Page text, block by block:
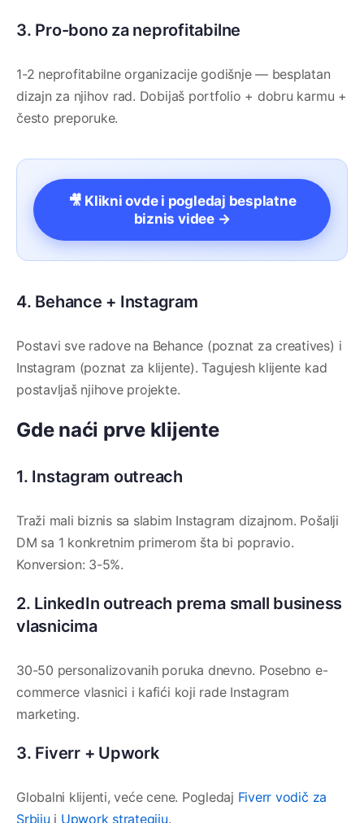
3. Pro-bono za neprofitabilne
1-2 neprofitabilne organizacije godišnje — besplatan
dizajn za njihov rad. Dobijaš portfolio + dobru karmu +
često preporuke.
🎥 Klikni ovde i pogledaj besplatne
biznis videe →
4. Behance + Instagram
Postavi sve radove na Behance (poznat za creatives) i
Instagram (poznat za klijente). Tagujesh klijente kad
postavljaš njihove projekte.
Gde naći prve klijente
1. Instagram outreach
Traži mali biznis sa slabim Instagram dizajnom. Pošalji
DM sa 1 konkretnim primerom šta bi popravio.
Konversion: 3-5%.
2. LinkedIn outreach prema small business
vlasnicima
30-50 personalizovanih poruka dnevno. Posebno e-
commerce vlasnici i kafići koji rade Instagram
marketing.
3. Fiverr + Upwork
Globalni klijenti, veće cene. Pogledaj Fiverr vodič za
Srbiju i Upwork strategiju.